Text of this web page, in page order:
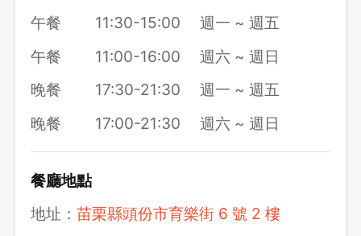
午餐
11:30-15:00
週一 ~ 週五
午餐
11:00-16:00
週六 ~ 週日
晚餐
17:30-21:30
週一 ~ 週五
晚餐
17:00-21:30 週六 ~ 週日
餐廳地點
地址：苗栗縣頭份市育樂街 6 號 2 樓